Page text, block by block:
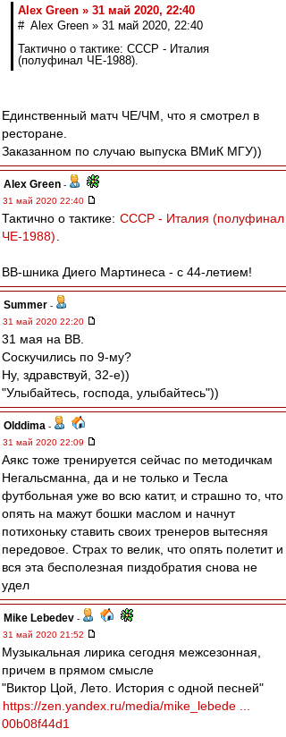
Alex Green » 31 май 2020, 22:40
# Alex Green » 31 май 2020, 22:40
Тактично о тактике: СССР - Италия
(полуфинал ЧЕ-1988).
Единственный матч ЧЕ/ЧМ, что я смотрел в
ресторане.
Заказанном по случаю выпуска ВМиК МГУ))
Alex Green -
31 май 2020 22:40
Тактично о тактике: СССР - Италия (полуфинал
ЧЕ-1988)
ВВ-шника Диего Мартинеса - с 44-летием!
Summer -
31 май 2020 22:20
31 мая на ВВ.
Соскучились по 9-му?
Ну, здравствуй, 32-е))
"Улыбайтесь, господа, улыбайтесь"))
Olddima -
31 май 2020 22:09
Аякс тоже тренируется сейчас по методичкам
Негальсманна, да и не только и Тесла
футбольная уже во всю катит, и страшно то, что
опять на мажут бошки маслом и начнут
потихоньку ставить своих тренеров вытесняя
передовое. Страх то велик, что опять полетит и
вся эта бесполезная пиздобратия снова не
удел
Mike Lebedev -
31 май 2020 21:52
Музыкальная лирика сегодня межсезонная,
причем в прямом смысле
"Виктор Цой, Лето. История с одной песней"
https://zen.yandex.ru/media/mike_lebede ...
00b08f44d1